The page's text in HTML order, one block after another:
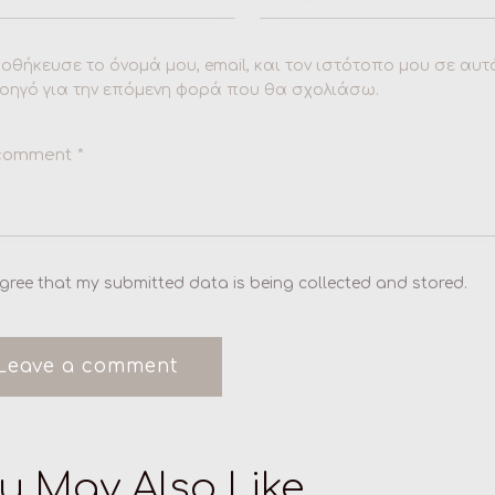
το όνομά μου, email, και τον ιστότοπο μου σε
για την επόμενη φορά που θα σχολιάσω.
that my submitted data is being collected and stored.